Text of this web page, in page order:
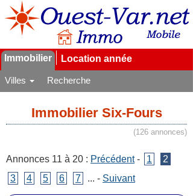
Immobilier Location année
Villes Recherche
Immobilier Six-Fours
(126 annonces)
Annonces 11 à 20 : Précédent- 1
2
3
4 5 6 7 ... - Suivant